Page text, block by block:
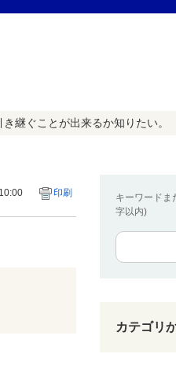
継ぐことが出来るか知りたい。
キーワードま
字以内)
カテゴリ
印刷